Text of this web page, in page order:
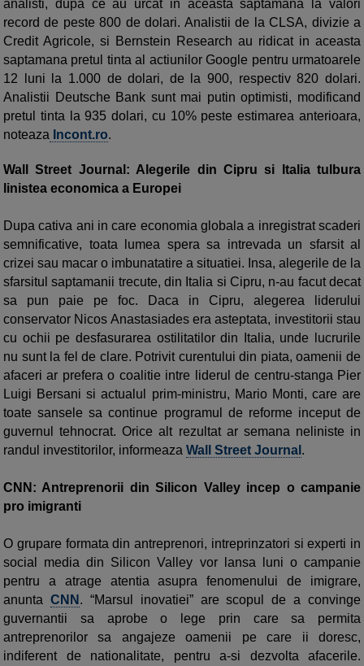
analisti, dupa ce au urcat in aceasta saptamana la valori
record de peste 800 de dolari. Analistii de la CLSA, divizie a
Credit Agricole, si Bernstein Research au ridicat in aceasta
saptamana pretul tinta al actiunilor Google pentru urmatoarele
12 luni la 1.000 de dolari, de la 900, respectiv 820 dolari.
Analistii Deutsche Bank sunt mai putin optimisti, modificand
pretul tinta la 935 dolari, cu 10% peste estimarea anterioara,
noteaza Incont.ro.
Wall Street Journal: Alegerile din Cipru si Italia tulbura
linistea economica a Europei
Dupa cativa ani in care economia globala a inregistrat scaderi
semnificative, toata lumea spera sa intrevada un sfarsit al
crizei sau macar o imbunatatire a situatiei. Insa, alegerile de la
sfarsitul saptamanii trecute, din Italia si Cipru, n-au facut decat
sa pun paie pe foc. Daca in Cipru, alegerea liderului
conservator Nicos Anastasiades era asteptata, investitorii stau
cu ochii pe desfasurarea ostilitatilor din Italia, unde lucrurile
nu sunt la fel de clare. Potrivit curentului din piata, oamenii de
afaceri ar prefera o coalitie intre liderul de centru-stanga Pier
Luigi Bersani si actualul prim-ministru, Mario Monti, care are
toate sansele sa continue programul de reforme inceput de
guvernul tehnocrat. Orice alt rezultat ar semana neliniste in
randul investitorilor, informeaza Wall Street Journal .
CNN: Antreprenorii din Silicon Valley incep o campanie
pro imigranti
O grupare formata din antreprenori, intreprinzatori si experti in
social media din Silicon Valley vor lansa luni o campanie
pentru a atrage atentia asupra fenomenului de imigrare,
anunta CNN . “Marsul inovatiei” are scopul de a convinge
guvernantii sa aprobe o lege prin care sa permita
antreprenorilor sa angajeze oamenii pe care ii doresc,
indiferent de nationalitate, pentru a-si dezvolta afacerile.